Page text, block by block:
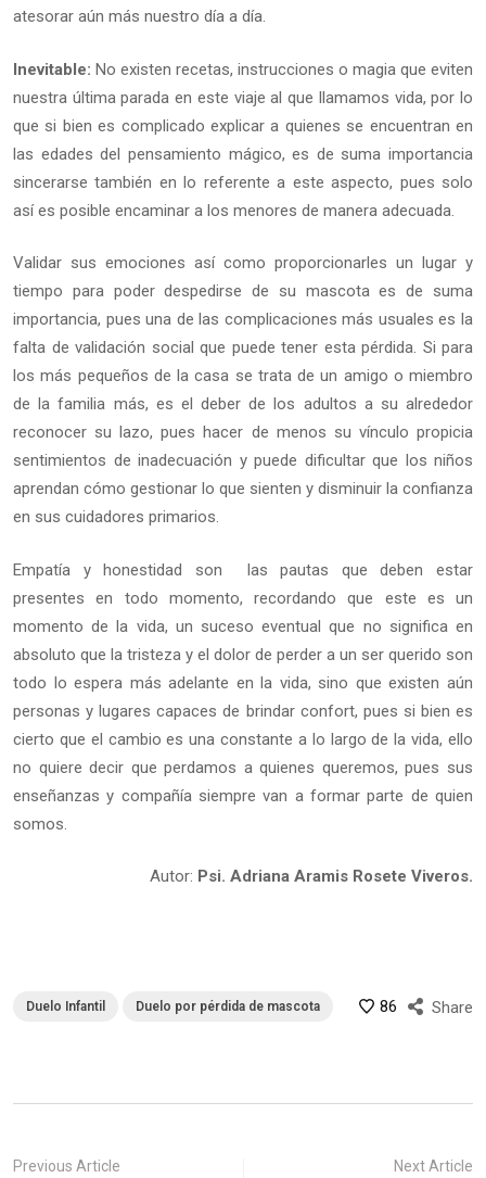
atesorar aún más nuestro día a día.
Inevitable: No existen recetas, instrucciones o magia que eviten
nuestra última parada en este viaje al que llamamos vida, por lo
que si bien es complicado explicar a quienes se encuentran en
las edades del pensamiento mágico, es de suma importancia
sincerarse también en lo referente a este aspecto, pues solo
así es posible encaminar a los menores de manera adecuada.
Validar sus emociones así como proporcionarles un lugar y
tiempo para poder despedirse de su mascota es de suma
importancia, pues una de las complicaciones más usuales es la
falta de validación social que puede tener esta pérdida. Si para
los más pequeños de la casa se trata de un amigo o miembro
de la familia más, es el deber de los adultos a su alrededor
reconocer su lazo, pues hacer de menos su vínculo propicia
sentimientos de inadecuación y puede dificultar que los niños
aprendan cómo gestionar lo que sienten y disminuir la confianza
en sus cuidadores primarios.
Empatía y honestidad son las pautas que deben estar
presentes en todo momento, recordando que este es un
momento de la vida, un suceso eventual que no significa en
absoluto que la tristeza y el dolor de perder a un ser querido son
todo lo espera más adelante en la vida, sino que existen aún
personas y lugares capaces de brindar confort, pues si bien es
cierto que el cambio es una constante a lo largo de la vida, ello
no quiere decir que perdamos a quienes queremos, pues sus
enseñanzas y compañía siempre van a formar parte de quien
somos.
Autor: Psi. Adriana Aramis Rosete Viveros.
Duelo Infantil Duelo por pérdida de mascota Share
86
Previous Article Next Article